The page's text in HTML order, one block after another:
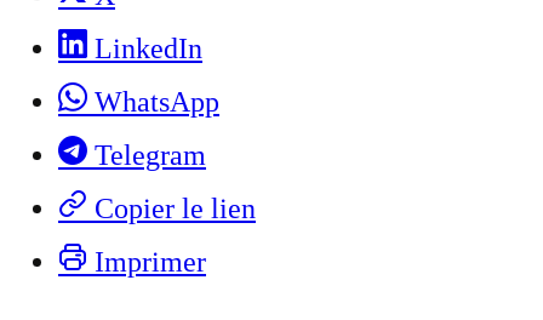
LinkedIn
WhatsApp
Telegram
Copier le lien
Imprimer